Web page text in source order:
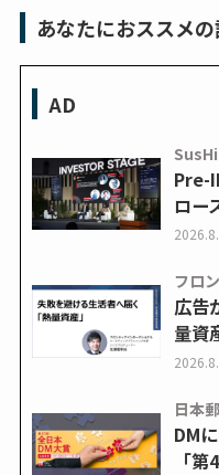
あなたにおススメ
AD
Pre-
ロー
フロ
広告
量資
日本
DM
「